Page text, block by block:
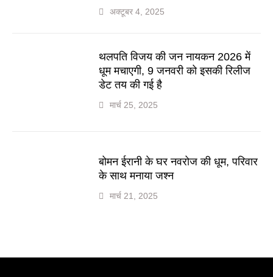
अक्टूबर 4, 2025
थलपति विजय की जन नायकन 2026 में
धूम मचाएगी, 9 जनवरी को इसकी रिलीज
डेट तय की गई है
मार्च 25, 2025
बोमन ईरानी के घर नवरोज की धूम, परिवार
के साथ मनाया जश्न
मार्च 21, 2025